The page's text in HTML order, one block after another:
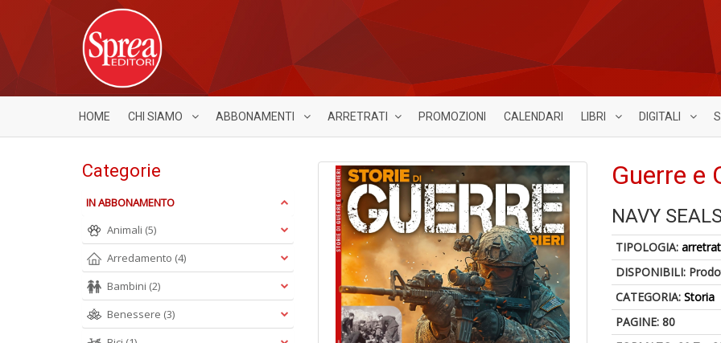
HOME CHI SIAMO ABBONAMENTI ARRETRATI PROMOZIONI CALENDARI LIBRI DIGITALI
Guerre e
NAVY
TIPOLOGIA:
DISPONIBILI:
CATEGORIA:Storia
PAGINE: 80
Categorie
IN ABBONAMENTO
Animali (5)
Arredamento (4)
Bambini (2)
Benessere (3)